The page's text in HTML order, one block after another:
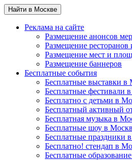
Найти в Москве
Реклама на сайте
Размещение анонсов
Размещение ресторанов
Размещение мест и
Размещение баннеров
Бесплатные события
Бесплатные выставки в
Бесплатные фестивали
Бесплатно с детьми в
Бесплатный активный
Бесплатная музыка в
Бесплатные шоу в
Бесплатные праздники
Бесплатно! стендап в
Бесплатные